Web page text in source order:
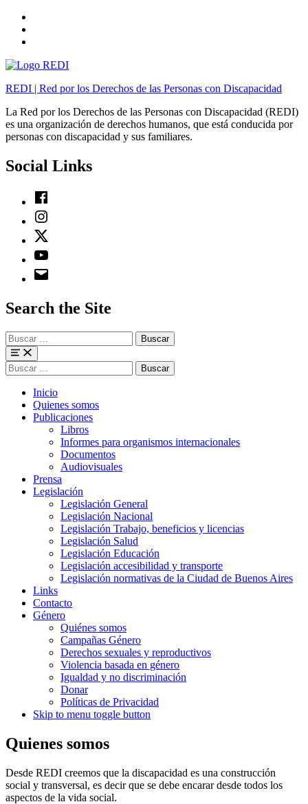
content
footer
REDI | Red por los Derechos de las Personas con Discapacidad
La Red por los Derechos de las Personas con Discapacidad (REDI)
es una organización de derechos humanos, que está conducida por
personas con discapacidad y sus familiares.
Social Links
Facebook
Instagram
Twitter
Youtube
Email
Search the Site
Buscar
para:
Menu
Buscar
para:
Inicio
Quienes somos
Publicaciones
Libros
Informes para organismos internacionales
Documentos
Audiovisuales
Prensa
Legislación
Legislación General
Legislación Nacional
Legislación Trabajo, beneficios y licencias
Legislación Salud
Legislación Educación
Legislación accesibilidad y transporte
Legislación normativas de la Ciudad de Buenos Aires
Links
Contacto
Género
Quiénes somos
Campañas Género
Derechos sexuales y reproductivos
Violencia basada en género
Igualdad y no discriminación
Donar
Políticas de Privacidad
Skip to menu toggle button
Quienes somos
Desde REDI creemos que la discapacidad es una construcción
social y transversal, es decir que se debe encarar desde todos los
aspectos de la vida social.